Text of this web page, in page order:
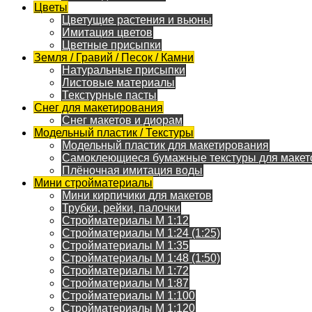
Цветы
Цветущие растения и вьюны
Имитация цветов
Цветные присыпки
Земля / Гравий / Песок / Камни
Натуральные присыпки
Листовые материалы
Текстурные пасты
Снег для макетирования
Снег макетов и диорам
Модельный пластик / Текстуры
Модельный пластик для макетирования
Самоклеющиеся бумажные текстуры для
Плёночная имитация воды
Мини стройматериалы
Мини кирпичики для макетов
Трубки, рейки, палочки
Стройматериалы M 1:12
Стройматериалы M 1:24 (1:25)
Стройматериалы M 1:35
Стройматериалы M 1:48 (1:50)
Стройматериалы M 1:72
Стройматериалы M 1:87
Стройматериалы M 1:100
Стройматериалы M 1:120